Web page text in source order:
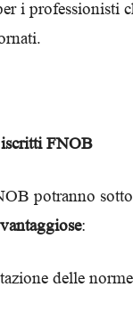
i professionisti
FNOB
potranno
:
delle